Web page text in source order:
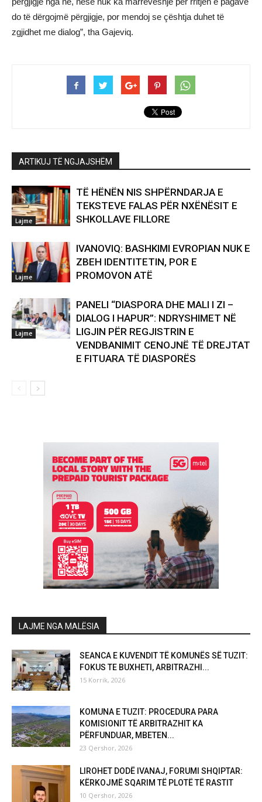
do të dërgojmë përgjigje, por mendoj se çështja duhet të
zgjidhet me dialog”, tha Gajeviq.
ARTIKUJ TË NGJAJSHËM
Lajme
TË HËNËN NIS SHPËRNDARJA E
TEKSTEVE FALAS PËR NXËNËSIT E
SHKOLLAVE FILLORE
Lajme
IVANOVIQ: BASHKIMI EVROPIAN NUK E
ZBEH IDENTITETIN, POR E
PROMOVON ATË
Lajme
PANELI “DIASPORA DHE MALI I ZI –
DIALOG I HAPUR”: NDRYSHIMET NË
LIGJIN PËR REGJISTRIN E
VENDBANIMIT CENOJNË TË DREJTAT
E FITUARA TË DIASPORËS
LAJME NGA MALËSIA
SEANCA E KUVENDIT TË KOMUNËS SË TUZIT:
FOKUS TE BUXHETI, ARBITRAZHI...
15 Korrik, 2026
KOMUNA E TUZIT: PROCEDURA PARA
KOMISIONIT TË ARBITRAZHIT KA
PËRFUNDUAR, MBETEN...
23 Qershor, 2026
LIROHET DODË IVANAJ, FORUMI SHQIPTAR:
KËRKOJMË SQARIM TË PLOTË TË RASTIT
10 Qershor, 2026